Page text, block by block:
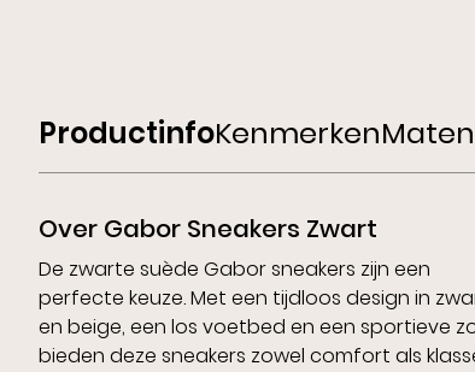
ProductinfoKenmerkenMaten
Over Gabor Sneakers Zwart
De zwarte suède Gabor sneakers zijn een
perfecte keuze. Met een tijdloos design in
en beige, een los voetbed en een sportieve
bieden deze sneakers zowel comfort als